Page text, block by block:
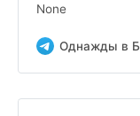
None
Однажды в